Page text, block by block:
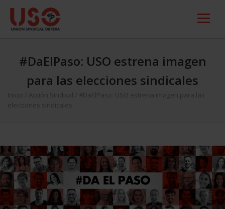
#DaElPaso: USO estrena imagen
para las elecciones sindicales
Inicio Acción Sindical
#DaElPaso: USO estrena imagen para las
elecciones sindicales